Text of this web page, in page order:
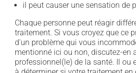
il peut causer une sensation de
Chaque personne peut réagir
traitement. Si vous croyez que ce
d'un problème qui vous
mentionné ici ou non, discutez-en
professionnel(le) de la santé. Il ou